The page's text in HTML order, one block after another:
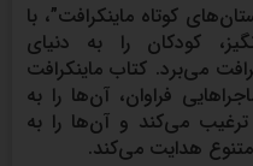
کوتاه ماینکرافت”، با
کودکان را به دنیای
می‌برد. کتاب ماینکرافت
فراوان، آن‌ها را به
می‌کند و آن‌ها را به
هدایت می‌کند.